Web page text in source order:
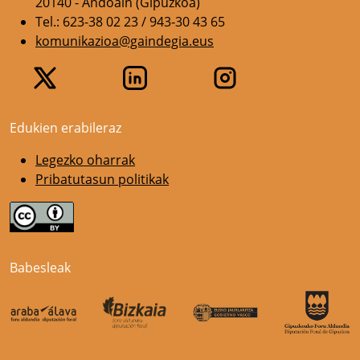
Tel.: 623-38 02 23 / 943-30 43 65
komunikazioa@gaindegia.eus
Edukien erabileraz
Legezko oharrak
Pribatutasun politikak
Babesleak